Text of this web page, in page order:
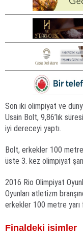
Son iki olimpiyat ve
Usain Bolt, 9,86’lık
iyi dereceyi yaptı.
Bolt, erkekler 100
üste 3. kez olimpiyat
2016 Rio Olimpiyat
Oyunları atletizm
erkekler 100 metre yarı
Finaldeki isimler